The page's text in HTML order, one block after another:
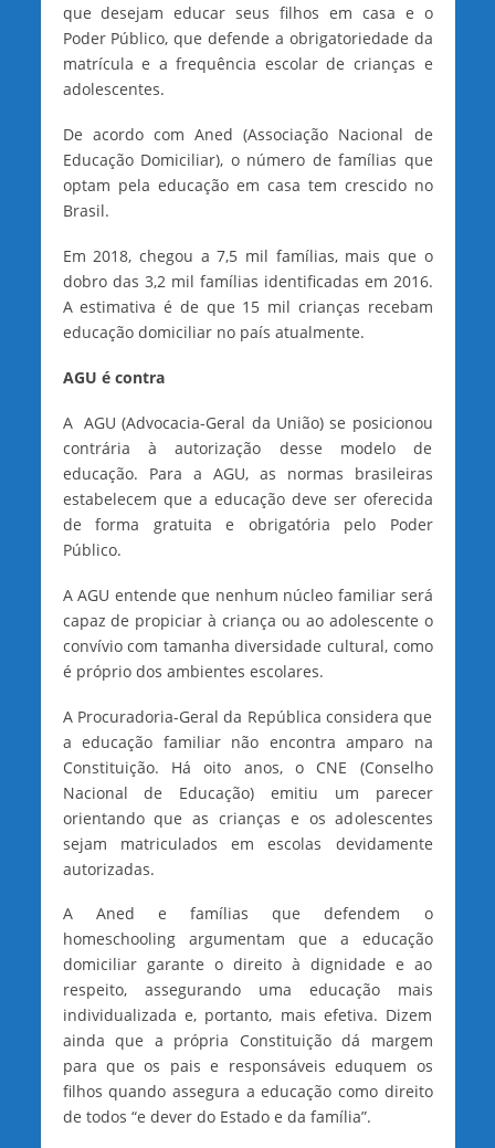
que desejam educar seus filhos em casa e o
Poder Público, que defende a obrigatoriedade da
matrícula e a frequência escolar de crianças e
adolescentes.
De acordo com Aned (Associação Nacional de
Educação Domiciliar), o número de famílias que
optam pela educação em casa tem crescido no
Brasil.
Em 2018, chegou a 7,5 mil famílias, mais que o
dobro das 3,2 mil famílias identificadas em 2016.
A estimativa é de que 15 mil crianças recebam
educação domiciliar no país atualmente.
AGU é contra
A AGU (Advocacia-Geral da União) se posicionou
contrária à autorização desse modelo de
educação. Para a AGU, as normas brasileiras
estabelecem que a educação deve ser oferecida
de forma gratuita e obrigatória pelo Poder
Público.
A AGU entende que nenhum núcleo familiar será
capaz de propiciar à criança ou ao adolescente o
convívio com tamanha diversidade cultural, como
é próprio dos ambientes escolares.
A Procuradoria-Geral da República considera que
a educação familiar não encontra amparo na
Constituição. Há oito anos, o CNE (Conselho
Nacional de Educação) emitiu um parecer
orientando que as crianças e os adolescentes
sejam matriculados em escolas devidamente
autorizadas.
A Aned e famílias que defendem o
homeschooling argumentam que a educação
domiciliar garante o direito à dignidade e ao
respeito, assegurando uma educação mais
individualizada e, portanto, mais efetiva. Dizem
ainda que a própria Constituição dá margem
para que os pais e responsáveis eduquem os
filhos quando assegura a educação como direito
de todos “e dever do Estado e da família”.